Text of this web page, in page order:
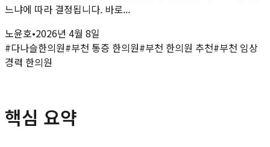
느냐에 따라 결정됩니다. 바로...
노윤호•2026년 4월 8일
#다나슬한의원#부천 통증 한의원#부천 한의원 추천#부천 임상
경력 한의원
핵심 요약